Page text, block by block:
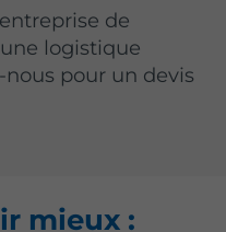
de
logistique
pour un devis
mieux :